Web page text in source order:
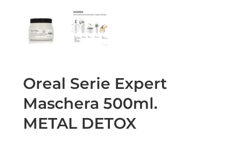
Oreal Serie Expert
Maschera 500ml.
METAL DETOX